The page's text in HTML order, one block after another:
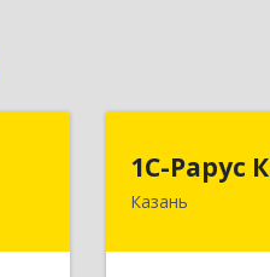
1С-Рарус
Казань420088,